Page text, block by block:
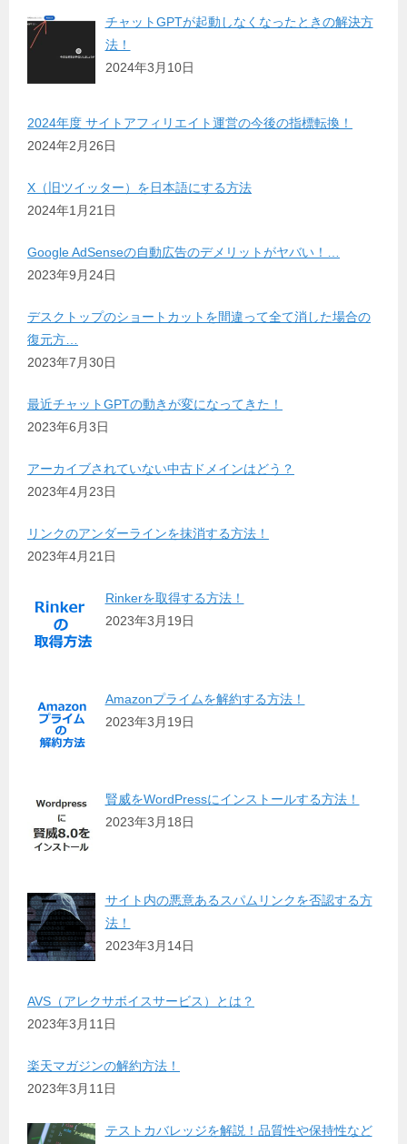
チャットGPTが起動しなくなったときの解決方
法！
2024年3月10日
2024年度 サイトアフィリエイト運営の今後の指標転換！
2024年2月26日
X（旧ツイッター）を日本語にする方法
2024年1月21日
Google AdSenseの自動広告のデメリットがヤバい！…
2023年9月24日
デスクトップのショートカットを間違って全て消した場合の
復元方…
2023年7月30日
最近チャットGPTの動きが変になってきた！
2023年6月3日
アーカイブされていない中古ドメインはどう？
2023年4月23日
リンクのアンダーラインを抹消する方法！
2023年4月21日
Rinkerを取得する方法！
2023年3月19日
Amazonプライムを解約する方法！
2023年3月19日
賢威をWordPressにインストールする方法！
2023年3月18日
サイト内の悪意あるスパムリンクを否認する方
法！
2023年3月14日
AVS（アレクサボイスサービス）とは？
2023年3月11日
楽天マガジンの解約方法！
2023年3月11日
テストカバレッジを解説！品質性や保持性など